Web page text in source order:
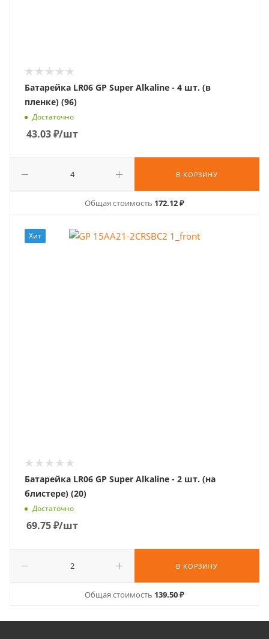
Батарейка LR06 GP Super Alkaline - 4 шт. (в
пленке) (96)
Достаточно
43.03₽/шт
В КОРЗИНУ
Общая стоимость 172.12 ₽
Хит
Батарейка LR06 GP Super Alkaline - 2 шт. (на
блистере) (20)
Достаточно
69.75₽/шт
В КОРЗИНУ
Общая стоимость 139.50 ₽